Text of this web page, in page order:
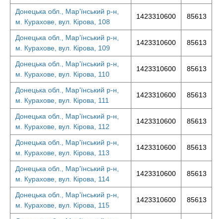
Донецька обл., Мар’їнський р-н,
м. Курахове, вул. Кірова, 108
1423310600 85613
Донецька обл., Мар’їнський р-н,
м. Курахове, вул. Кірова, 109
1423310600 85613
Донецька обл., Мар’їнський р-н,
м. Курахове, вул. Кірова, 110
1423310600 85613
Донецька обл., Мар’їнський р-н,
м. Курахове, вул. Кірова, 111
1423310600 85613
Донецька обл., Мар’їнський р-н,
м. Курахове, вул. Кірова, 112
1423310600 85613
Донецька обл., Мар’їнський р-н,
м. Курахове, вул. Кірова, 113
1423310600 85613
Донецька обл., Мар’їнський р-н,
м. Курахове, вул. Кірова, 114
1423310600 85613
Донецька обл., Мар’їнський р-н,
м. Курахове, вул. Кірова, 115
1423310600 85613